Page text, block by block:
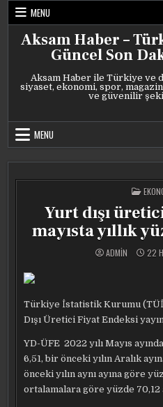
Skip
content
MENU
Aksam Haber –
Güncel Son
Aksam Haber ile Türkiye ve
siyaset, ekonomi, spor,
ve güvenilir
MENU
IN
Yurt dışı
mayısta yıllık
ADMIN 22
Türkiye İstatistik Kurumu
Dışı Üretici Fiyat Endeksi
YD-ÜFE 2022 yılı Mayıs
6,51, bir önceki yılın Aralık
önceki yılın aynı ayına göre
ortalamalara göre yüzde